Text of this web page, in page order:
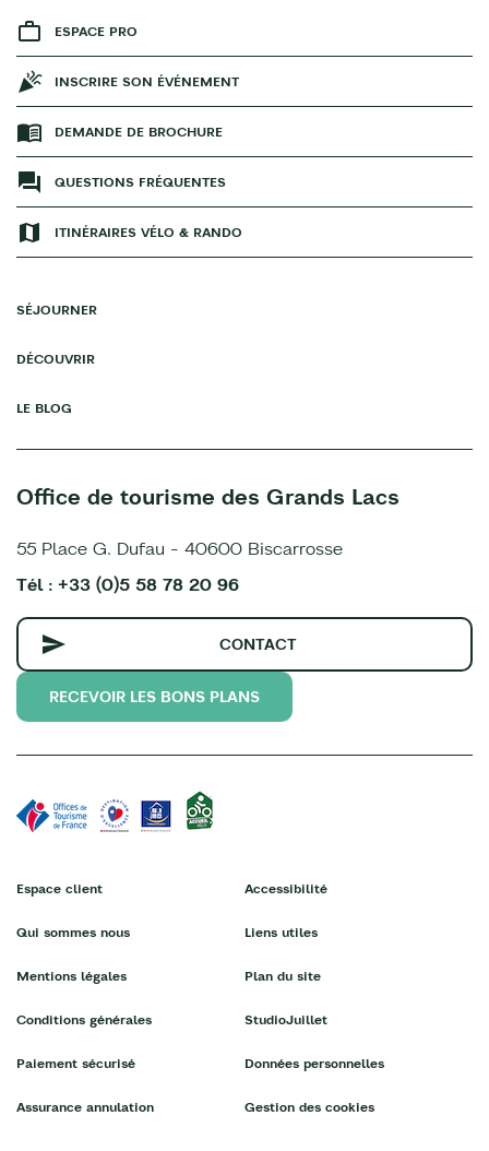
ESPACE PRO
INSCRIRE SON ÉVÉNEMENT
DEMANDE DE BROCHURE
QUESTIONS FRÉQUENTES
ITINÉRAIRES VÉLO & RANDO
SÉJOURNER
DÉCOUVRIR
LE BLOG
Office de tourisme des Grands Lacs
55 Place G. Dufau - 40600 Biscarrosse
Tél : +33 (0)5 58 78 20 96
CONTACT
RECEVOIR LES BONS PLANS
Espace client
Qui sommes nous
Mentions légales
Conditions générales
Paiement sécurisé
Assurance annulation
Accessibilité
Liens utiles
Plan du site
StudioJuillet
Données personnelles
Gestion des cookies